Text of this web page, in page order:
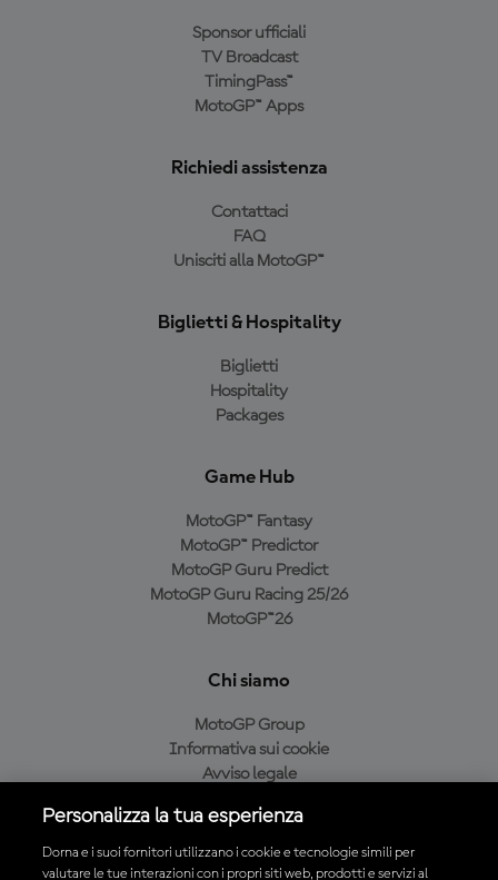
Sponsor ufficiali
TV Broadcast
TimingPass™
MotoGP™ Apps
Richiedi assistenza
Contattaci
FAQ
Unisciti alla MotoGP™
Biglietti & Hospitality
Biglietti
Hospitality
Packages
Game Hub
MotoGP™ Fantasy
MotoGP™ Predictor
MotoGP Guru Predict
MotoGP Guru Racing 25/26
MotoGP™26
Chi siamo
MotoGP Group
Informativa sui cookie
Avviso legale
Condizioni di acquisto
Personalizza la tua esperienza
Dorna e i suoi fornitori utilizzano i cookie e tecnologie simili per
valutare le tue interazioni con i propri siti web, prodotti e servizi al